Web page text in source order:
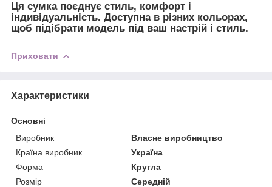
Ця сумка поєднує стиль, комфорт і
індивідуальність. Доступна в різних кольорах,
щоб підібрати модель під ваш настрій і стиль.
Приховати
Характеристики
Основні
Виробник
Власне виробництво
Країна виробник
Україна
Форма
Кругла
Розмір
Середній